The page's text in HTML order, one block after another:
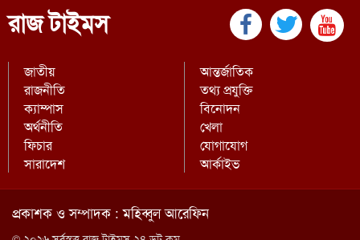
রাজ টাইমস
জাতীয়
রাজনীতি
আন্তর্জাতিক
তথ্য প্রযুক্তি
ক্যাম্পাস
অর্থনীতি
বিনোদন
খেলা
ফিচার
সারাদেশ
যোগাযোগ
আর্কাইভ
প্রকাশক ও সম্পাদক : মহিব্বুল আরেফিন